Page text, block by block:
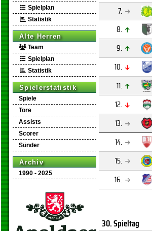
Spielplan
Statistik
Alte Herren
Team
Spielplan
Statistik
Spielerstatistik
Spiele
Tore
Assists
Scorer
Sünder
Archiv
1990 - 2025
7.
8.
9.
10.
11.
12.
13.
14.
15.
16.
30. Spieltag